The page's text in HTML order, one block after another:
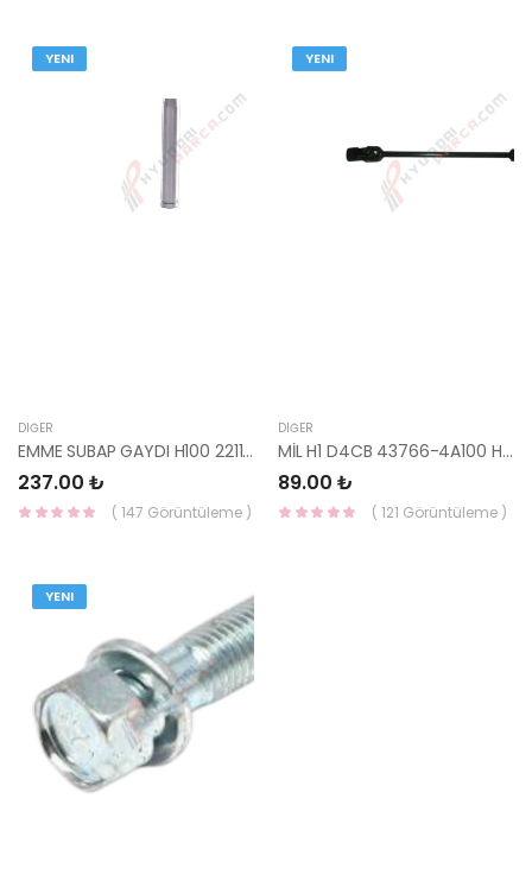
YENI
DIĞER
EMME SUBAP GAYDI H100 22114-42900 HMC
237.00 ₺
( 147 Görüntüleme )
YENI
DIĞER
MİL H1 D4CB 43766-4A100 HMC
89.00 ₺
( 121 Görüntüleme )
YENI